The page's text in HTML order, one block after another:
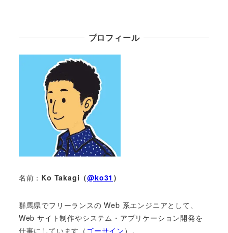
プロフィール
名前： Ko Takagi（@ko31 ）
群馬県でフリーランスの Web 系エンジニアとして、
Web サイト制作やシステム・アプリケーション開発を
仕事にしています（ ゴーサイン ）。